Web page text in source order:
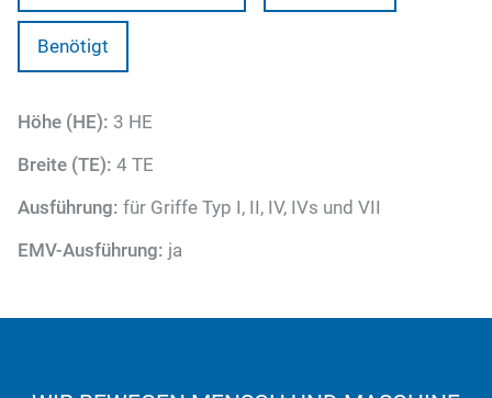
Benötigt
Höhe (HE): 3 HE
Breite (TE): 4 TE
Ausführung: für Griffe Typ I, II, IV, IVs und VII
EMV-Ausführung: ja